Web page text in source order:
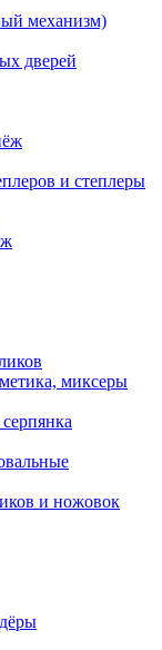
механизм)
дверей
и степлеры
миксеры
и ножовок